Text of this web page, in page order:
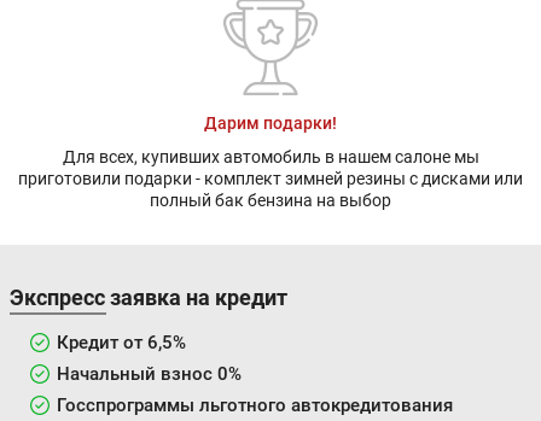
Дарим подарки!
Для всех, купивших автомобиль в нашем салоне мы
приготовили подарки - комплект зимней резины с дисками или
полный бак бензина на выбор
Экспресс заявка на кредит
Кредит от 6,5%
Начальный взнос 0%
Госспрограммы льготного автокредитования